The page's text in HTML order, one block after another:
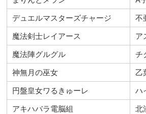
デュエルマスターズチャージ
不
魔法剣士レイアース
ア
魔法陣グルグル
チ
神無月の巫女
乙
円盤皇女ワるきゅーレ
ハ
アキハバラ電脳組
北